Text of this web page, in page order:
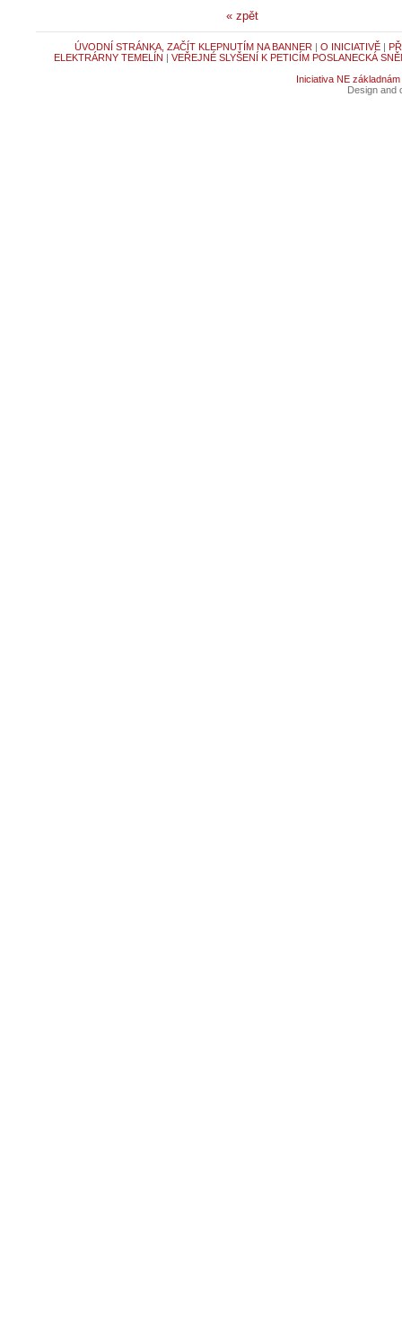
« zpět
ÚVODNÍ STRÁNKA, ZAČÍT KLEPNUTÍM NA BANNER | O INICIATIVĚ|
ELEKTRÁRNY TEMELÍN | VEŘEJNÉ SLYŠENÍ K PETICÍM POSLANECKÁ
Iniciativa NE základnám
Design and